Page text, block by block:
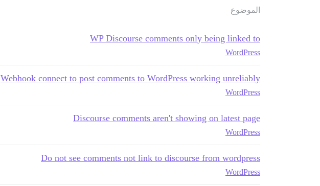
الموضوع
WP Discourse comments only being linked to
WordPress
Webhook connect to post comments to WordPress working unreliably
WordPress
Discourse comments aren't showing on latest page
WordPress
Do not see comments not link to discourse from wordpress
WordPress